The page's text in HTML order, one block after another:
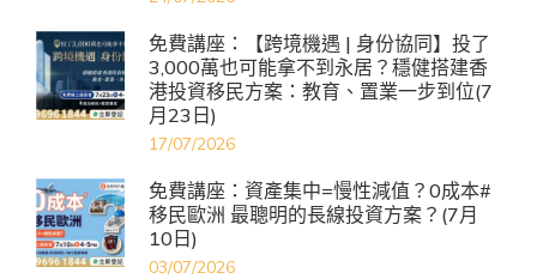
免費講座：【跨境機遇 | 身份協同】投了
3,000萬也可能拿不到永居？穩健搭建香
港投資移民方案：教育、置業一步到位(7
月23日)
17/07/2026
免費講座：資產集中=慢性減值？0成本#
移民歐洲 最聰明的長線投資方案？(7月
10日)
03/07/2026